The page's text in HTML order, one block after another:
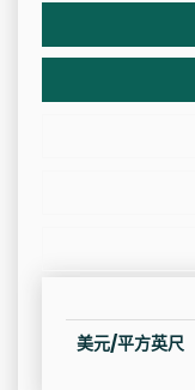
美元/平方英尺